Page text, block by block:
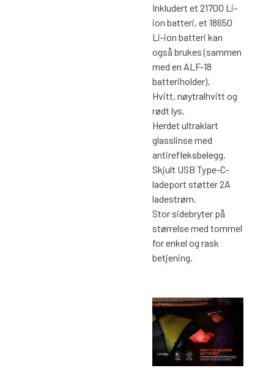
Inkludert et 21700 Li-
ion batteri, et 18650
Li-ion batteri kan
også brukes (sammen
med en ALF-18
batteriholder).
Hvitt, nøytralhvitt og
rødt lys.
Herdet ultraklart
glasslinse med
antirefleksbelegg.
Skjult USB Type-C-
ladeport støtter 2A
ladestrøm.
Stor sidebryter på
størrelse med tommel
for enkel og rask
betjening.